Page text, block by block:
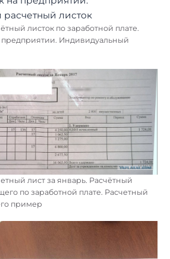
листок по заработной плате.
предприятии. Индивидуальный
лист за январь. Расчётный
по заработной плате. Расчетный
пример